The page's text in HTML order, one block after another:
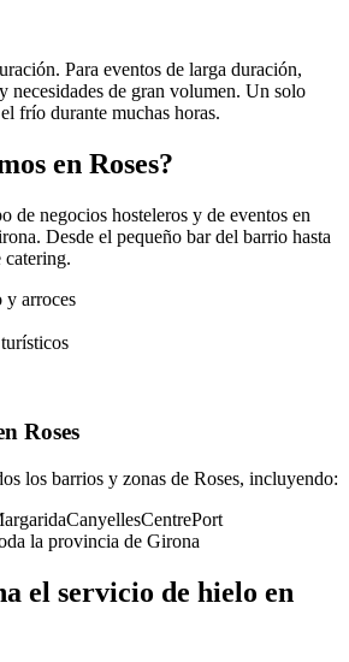
Para eventos de larga duración,
necesidades de gran volumen. Un solo
frío durante muchas horas.
en Roses?
de negocios hosteleros y de eventos en
. Desde el pequeño bar del barrio hasta
catering.
y arroces
Roses
los barrios y zonas de Roses, incluyendo:
CanyellesCentrePort
la provincia de Girona
el servicio de hielo en